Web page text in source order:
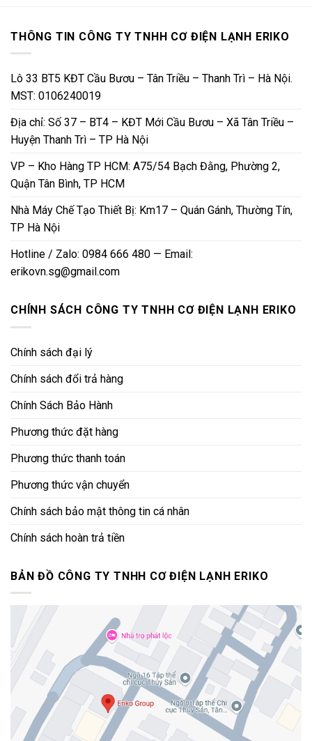
THÔNG TIN CÔNG TY TNHH CƠ ĐIỆN LẠNH ERIKO
Lô 33 BT5 KĐT Cầu Bươu – Tân Triều – Thanh Trì – Hà Nội.
MST: 0106240019
Địa chỉ: Số 37 – BT4 – KĐT Mới Cầu Bươu – Xã Tân Triều –
Huyện Thanh Trì – TP Hà Nội
VP – Kho Hàng TP HCM: A75/54 Bạch Đằng, Phường 2,
Quận Tân Bình, TP HCM
Nhà Máy Chế Tạo Thiết Bị: Km17 – Quán Gánh, Thường Tín,
TP Hà Nội
Hotline / Zalo: 0984 666 480 — Email:
erikovn.sg@gmail.com
CHÍNH SÁCH CÔNG TY TNHH CƠ ĐIỆN LẠNH ERIKO
Chính sách đại lý
Chính sách đổi trả hàng
Chính Sách Bảo Hành
Phương thức đặt hàng
Phương thức thanh toán
Phương thức vận chuyển
Chính sách bảo mật thông tin cá nhân
Chính sách hoàn trả tiền
BẢN ĐỒ CÔNG TY TNHH CƠ ĐIỆN LẠNH ERIKO